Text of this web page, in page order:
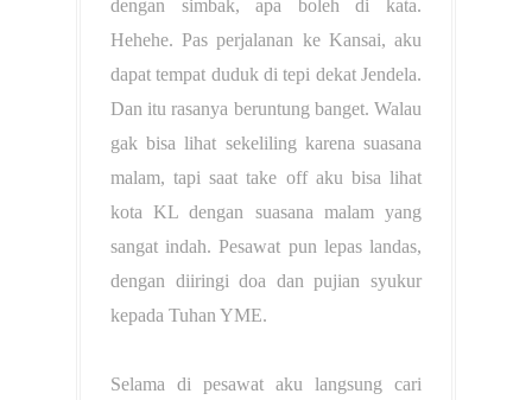
dengan simbak, apa boleh di kata.
Hehehe. Pas perjalanan ke Kansai, aku
dapat tempat duduk di tepi dekat Jendela.
Dan itu rasanya beruntung banget. Walau
gak bisa lihat sekeliling karena suasana
malam, tapi saat take off aku bisa lihat
kota KL dengan suasana malam yang
sangat indah.Pesawat pun lepas landas,
dengan diiringi doa dan pujian syukur
kepada Tuhan YME.
Selama di pesawat aku langsung cari